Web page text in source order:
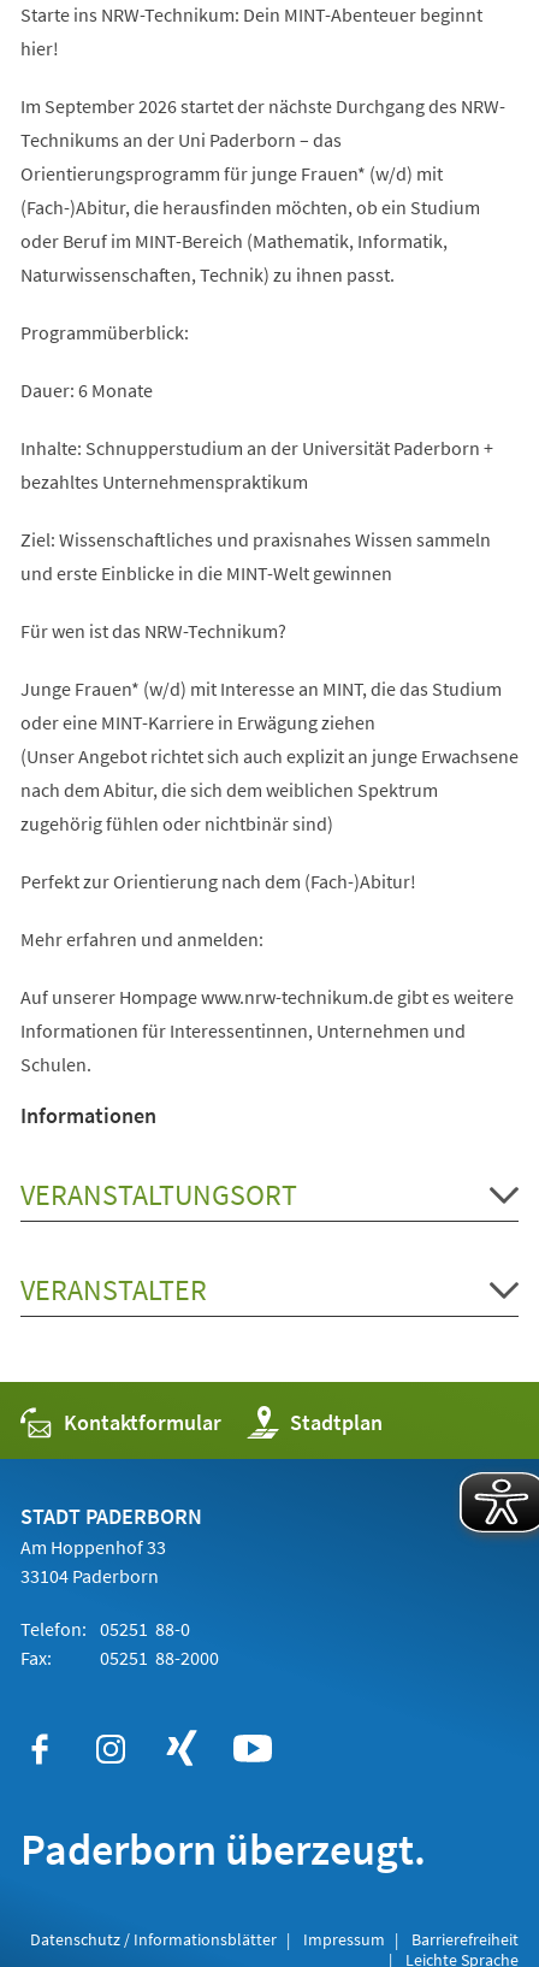
Starte ins NRW-Technikum: Dein MINT-Abenteuer beginnt
hier!
Im September 2026 startet der nächste Durchgang des NRW-
Technikums an der Uni Paderborn – das
Orientierungsprogramm für junge Frauen* (w/d) mit
(Fach-)Abitur, die herausfinden möchten, ob ein Studium
oder Beruf im MINT-Bereich (Mathematik, Informatik,
Naturwissenschaften, Technik) zu ihnen passt.
Programmüberblick:
Dauer: 6 Monate
Inhalte: Schnupperstudium an der Universität Paderborn +
bezahltes Unternehmenspraktikum
Ziel: Wissenschaftliches und praxisnahes Wissen sammeln
und erste Einblicke in die MINT-Welt gewinnen
Für wen ist das NRW-Technikum?
Junge Frauen* (w/d) mit Interesse an MINT, die das Studium
oder eine MINT-Karriere in Erwägung ziehen
(Unser Angebot richtet sich auch explizit an junge Erwachsene
nach dem Abitur, die sich dem weiblichen Spektrum
zugehörig fühlen oder nichtbinär sind)
Perfekt zur Orientierung nach dem (Fach-)Abitur!
Mehr erfahren und anmelden:
Auf unserer Hompage www.nrw-technikum.de gibt es weitere
Informationen für Interessentinnen, Unternehmen und
Schulen.
Informationen
VERANSTALTUNGSORT
VERANSTALTER
Kontaktformular Stadtplan
(Öffnet
in
einem
STADT PADERBORN
Am Hoppenhof 33
33104 Paderborn
Telefon: 05251 88-0
Fax:
05251 88-2000
Paderborn überzeugt.
Datenschutz / Informationsblätter Impressum
Barrierefreiheit
Leichte Sprache